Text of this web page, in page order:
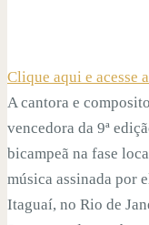
Clique aqui e acesse
A cantora e
vencedora da 9ª
bicampeã na fase
música assinada por
Itaguaí, no Rio de